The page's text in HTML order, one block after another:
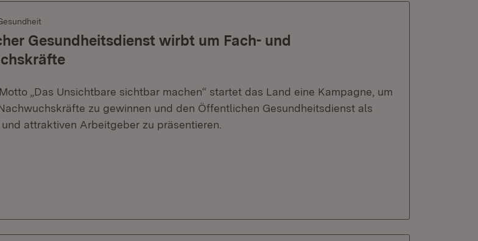
Gesundheitsdienst wirbt um Fach- und
„Das Unsichtbare sichtbar machen“ startet das Land eine Kampagne, um
zu gewinnen und den Öffentlichen Gesundheitsdienst als
attraktiven Arbeitgeber zu präsentieren.